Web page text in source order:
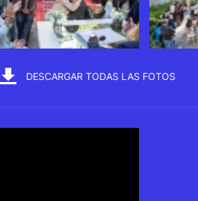
DESCARGAR TODAS LAS FOTOS